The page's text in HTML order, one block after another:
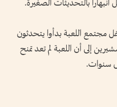
انبهاراً بالتحديثات الصغيرة.
مجتمع اللعبة بدأوا يتحدثون
إلى أن اللعبة لم تعد تمنح
سنوات.